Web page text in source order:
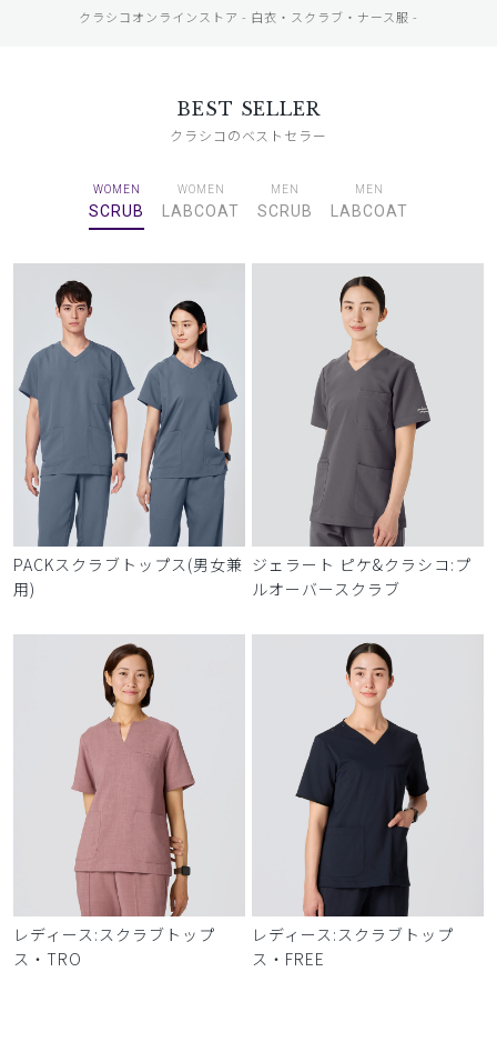
クラシコオンラインストア - 白衣・スクラブ・ナース服 -
BEST SELLER
クラシコのベストセラー
WOMEN
SCRUB
WOMEN
LABCOAT
MEN
SCRUB
MEN
LABCOAT
PACKスクラブトップス(男女兼
用)
ジェラート ピケ&クラシコ:プ
ルオーバースクラブ
レディース:スクラブトップ
ス・TRO
レディース:スクラブトップ
ス・FREE